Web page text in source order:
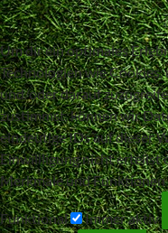
Um dir ein optimales
Technologien wie
und/oder darauf
zustimmst, können wir
eindeutige IDs auf dieser
Einwillligung nicht erteilst
Merkmale und
Funktional
Funktional
Immer aktiv